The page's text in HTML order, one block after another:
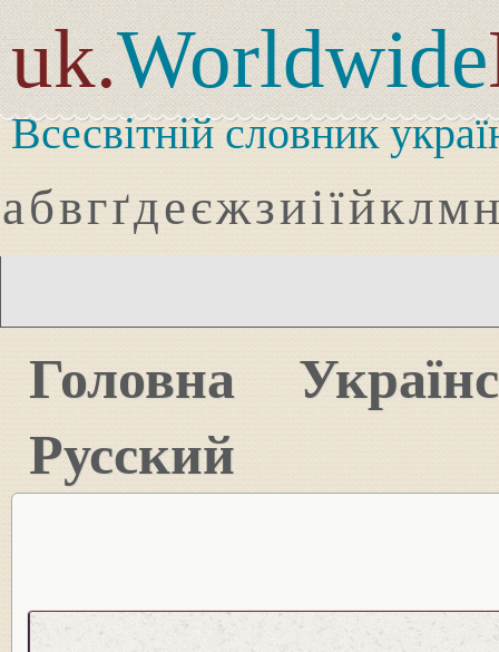
uk.Worldwide
Всесвітній словник
абвгґдеєжзиіїйклмн
Головна
Русский